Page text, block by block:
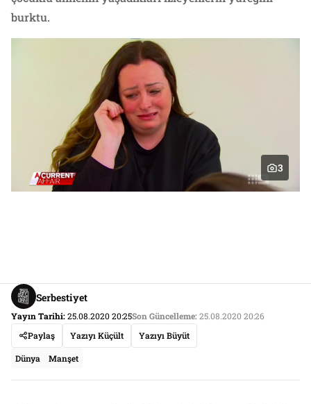
burktu.
3
Serbestiyet
Yayın Tarihi:25.08.2020 20:25Son Güncelleme:25.08.2020 20:26
Paylaş
Yazıyı Küçült Yazıyı Büyüt
Dünya Manşet